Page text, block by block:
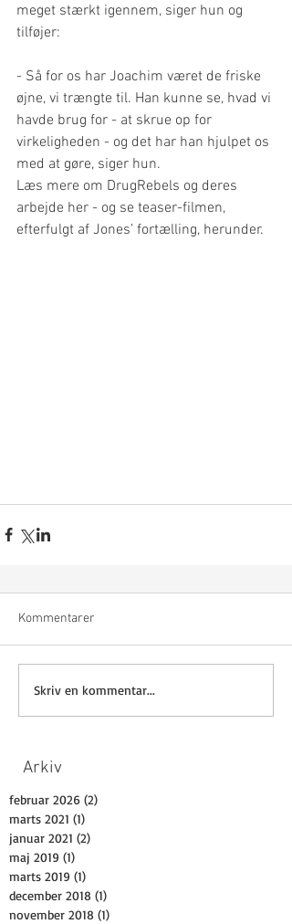
meget stærkt igennem, siger hun og
tilføjer:
- Så for os har Joachim været de friske
øjne, vi trængte til. Han kunne se, hvad vi
havde brug for - at skrue op for
virkeligheden - og det har han hjulpet os
med at gøre, siger hun.
Læs mere om DrugRebels og deres
arbejde her - og se teaser-filmen,
efterfulgt af Jones’ fortælling, herunder.
Kommentarer
Skriv en kommentar...
Arkiv
februar 2026 (2)
marts 2021 (1)
januar 2021 (2)
maj 2019 (1)
marts 2019 (1)
december 2018 (1)
november 2018 (1)